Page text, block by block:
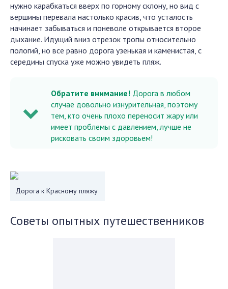
нужно карабкаться вверх по горному склону, но вид с
вершины перевала настолько красив, что усталость
начинает забываться и поневоле открывается второе
дыхание. Идущий вниз отрезок тропы относительно
пологий, но все равно дорога узенькая и каменистая, с
середины спуска уже можно увидеть пляж.
Обратите внимание! Дорога в любом
случае довольно изнурительная, поэтому
тем, кто очень плохо переносит жару или
имеет проблемы с давлением, лучше не
рисковать своим здоровьем!
Дорога к Красному пляжу
Советы опытных путешественников